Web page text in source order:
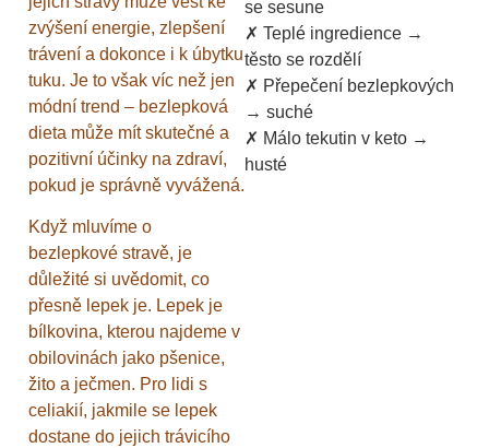
zvýšení energie, zlepšení
trávení a dokonce i k úbytku
tuku. Je to však víc než jen
módní trend – bezlepková
dieta může mít skutečné a
pozitivní účinky na zdraví,
pokud je správně vyvážená.
Když mluvíme o
bezlepkové stravě, je
důležité si uvědomit, co
přesně lepek je. Lepek je
bílkovina, kterou najdeme v
obilovinách jako pšenice,
žito a ječmen. Pro lidi s
celiakií, jakmile se lepek
dostane do jejich trávicího
se sesune
✗ Teplé ingredience →
těsto se rozdělí
✗ Přepečení bezlepkových
→ suché
✗ Málo tekutin v keto →
husté